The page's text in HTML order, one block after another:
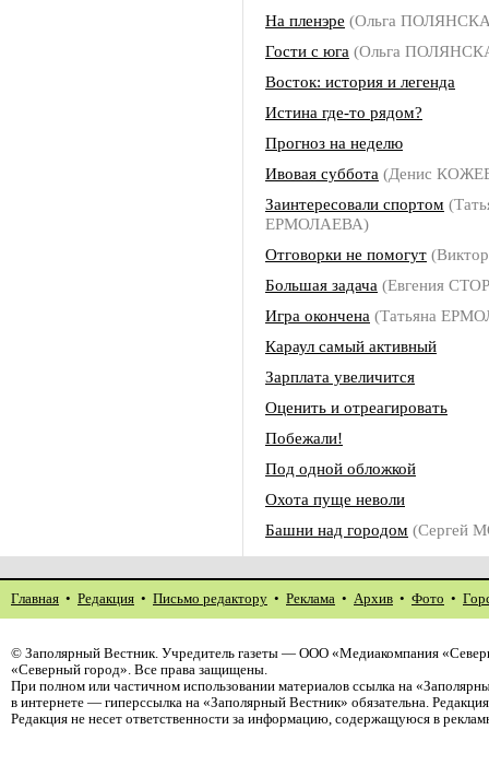
На пленэре (Ольга
Гости с юга (Ольга
Восток: история и легенда
Истина где-то рядом?
Прогноз на неделю
Ивовая суббота (Денис
Заинтересовали спортом
ЕРМОЛАЕВА)
Отговорки не помогут
Большая задача (Евгения
Игра окончена (Татьяна
Караул самый активный
Зарплата увеличится
Оценить и отреагировать
Побежали!
Под одной обложкой
Охота пуще неволи
Башни над городом (Сергей
Главная • Редакция • Письмо редактору • Реклама • Архив • Фото •
© Заполярный Вестник. Учредитель газеты — ООО «Медиакомпания
«Северный город». Все права защищены.
При полном или частичном использовании материалов ссылка на
в интернете — гиперссылка на «Заполярный Вестник» обязательна.
Редакция не несет ответственности за информацию, содержащуюся в